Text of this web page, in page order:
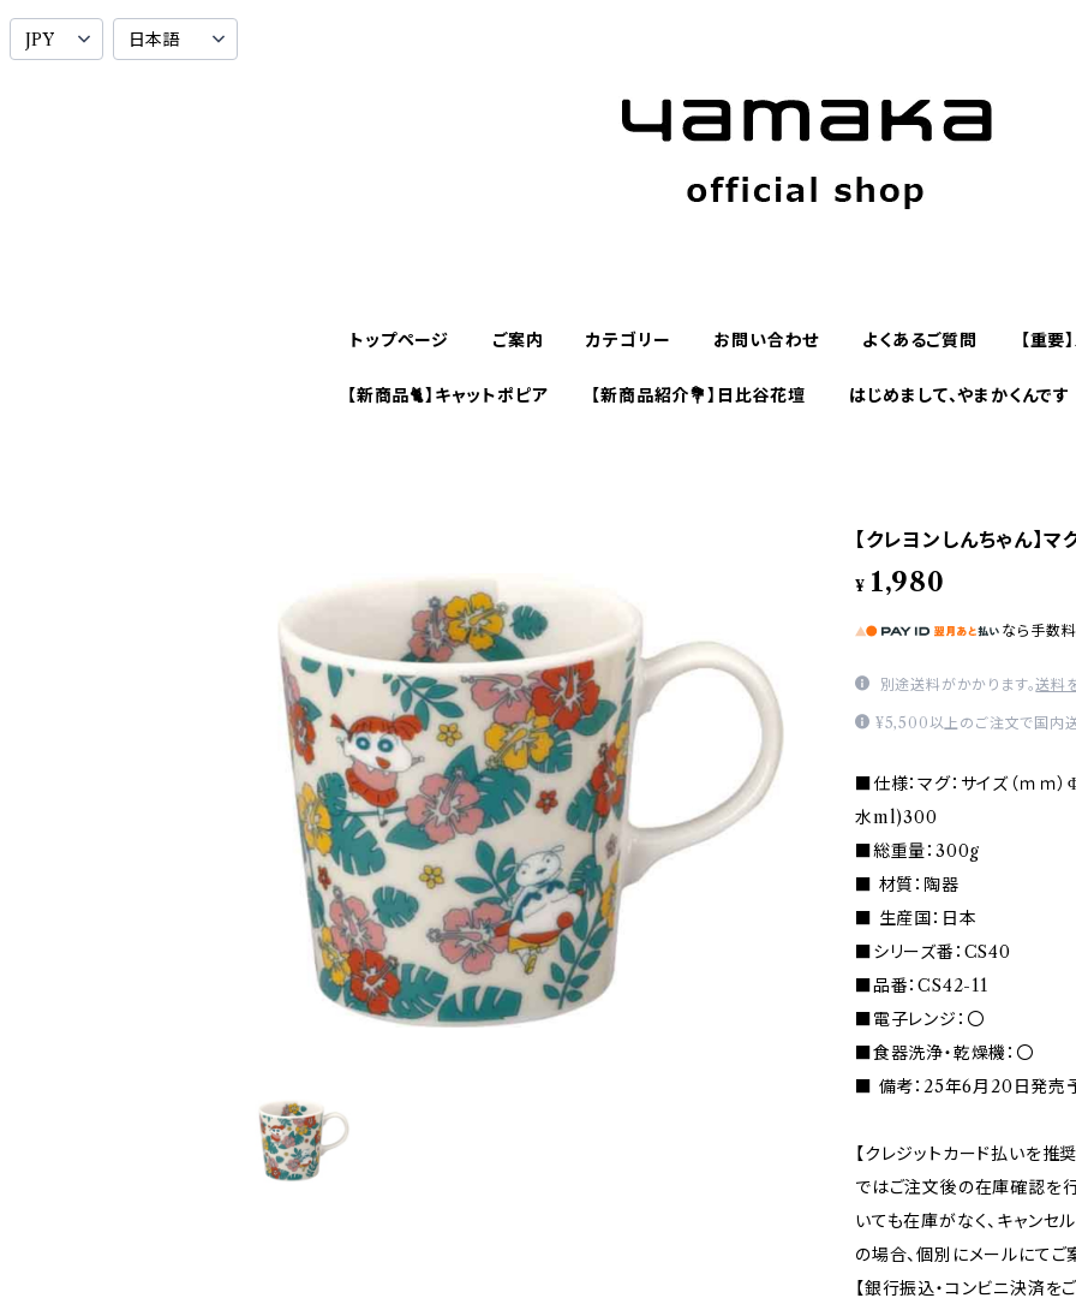
トップページ ご案内 カテゴリー お問い合わせ よくあるご質問 【重
【新商品🐈】キャットポピア 【新商品紹介💐】日比谷花壇 はじめまして、やまかくんです
【クレヨンしんちゃん】
¥ 1,980
なら 手数
別途送料がかかります。送料
¥5,500以上のご注文で国内
■仕様：マグ：サイズ（ｍｍ
水ml)300
■総重量：300g
■ 材質：陶器
■ 生産国：日本
■シリーズ番：CS40
■品番：CS42-11
■電子レンジ：〇
■食器洗浄・乾燥機：〇
■ 備考：25年6月20日発売
【クレジットカード払いを推
ではご注文後の在庫確認を
いても在庫がなく、キャンセ
の場合、個別にメールにてご
【銀行振込・コンビニ決済を